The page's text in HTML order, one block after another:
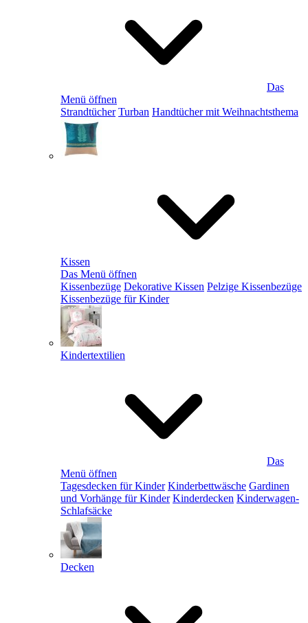
Das
Menü öffnen
Strandtücher Turban Handtücher mit Weihnachtsthema
Kissen
Das Menü öffnen
Kissenbezüge Dekorative Kissen Pelzige Kissenbezüge
Kissenbezüge für Kinder
Kindertextilien
Das
Menü öffnen
Tagesdecken für Kinder Kinderbettwäsche Gardinen
und Vorhänge für Kinder Kinderdecken Kinderwagen-
Schlafsäcke
Decken